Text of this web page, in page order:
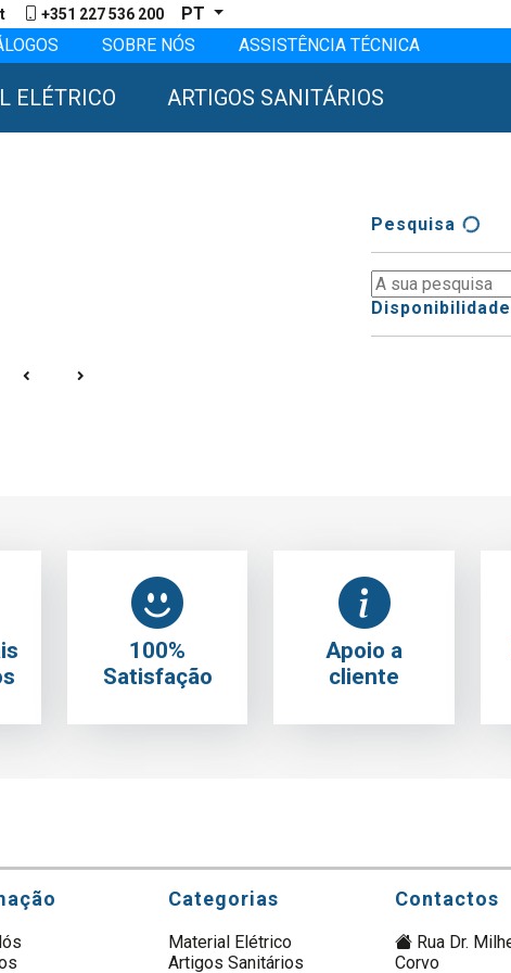
+351 227 536 200
PT
SOBRE NÓS ASSISTÊNCIA TÉCNICA
ELÉTRICO ARTIGOS SANITÁRIOS
Pesquisa
Disponibilidade
100%
Satisfação
Apoio a
cliente
Categorias
Material Elétrico
Artigos Sanitários
Contactos
Rua Dr.
Corvo